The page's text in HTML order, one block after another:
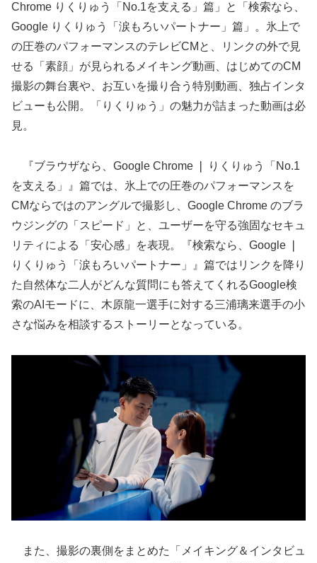
Chrome りくりゅう「No.1を支える」篇」と「検索なら、
Google りくりゅう「涙もろいパートナー」篇」。氷上で
の圧巻のパフォーマンスのテレビCMと、リンクの外で見
せる「素顔」が見られるメイキング動画、はじめてのCM
撮影の舞台裏や、お互いを撮り合う特別動画、独占インタ
ビューも公開。「りくりゅう」の魅力が詰まった動画は必
見。
『ブラウザなら、Google Chrome ❘ りくりゅう「No.1
を支える」』篇では、氷上での圧巻のパフォーマンスを
CMならではのアングルで撮影し、Google Chrome のブラ
ウジングの「スピード」と、ユーザーを守る強固なセキュ
リティによる「安心感」を表現。『検索なら、Google ❘
りくりゅう「涙もろいパートナー」』篇ではリンクを降り
た自然体な二人がどんな質問にも答えてくれるGoogle検
索のAIモードに、木原龍一選手に対する三浦璃来選手の小
さな悩みを相談するストーリーとなっている。
また、撮影の裏側をまとめた「メイキング＆インタビュ